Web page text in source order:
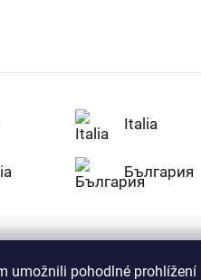
umožnili pohodlné prohlížení
Italia
България